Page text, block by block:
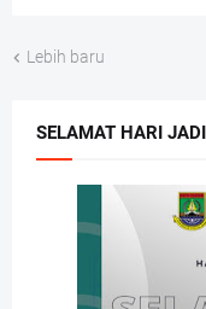
Lebih baru
SELAMAT HARI